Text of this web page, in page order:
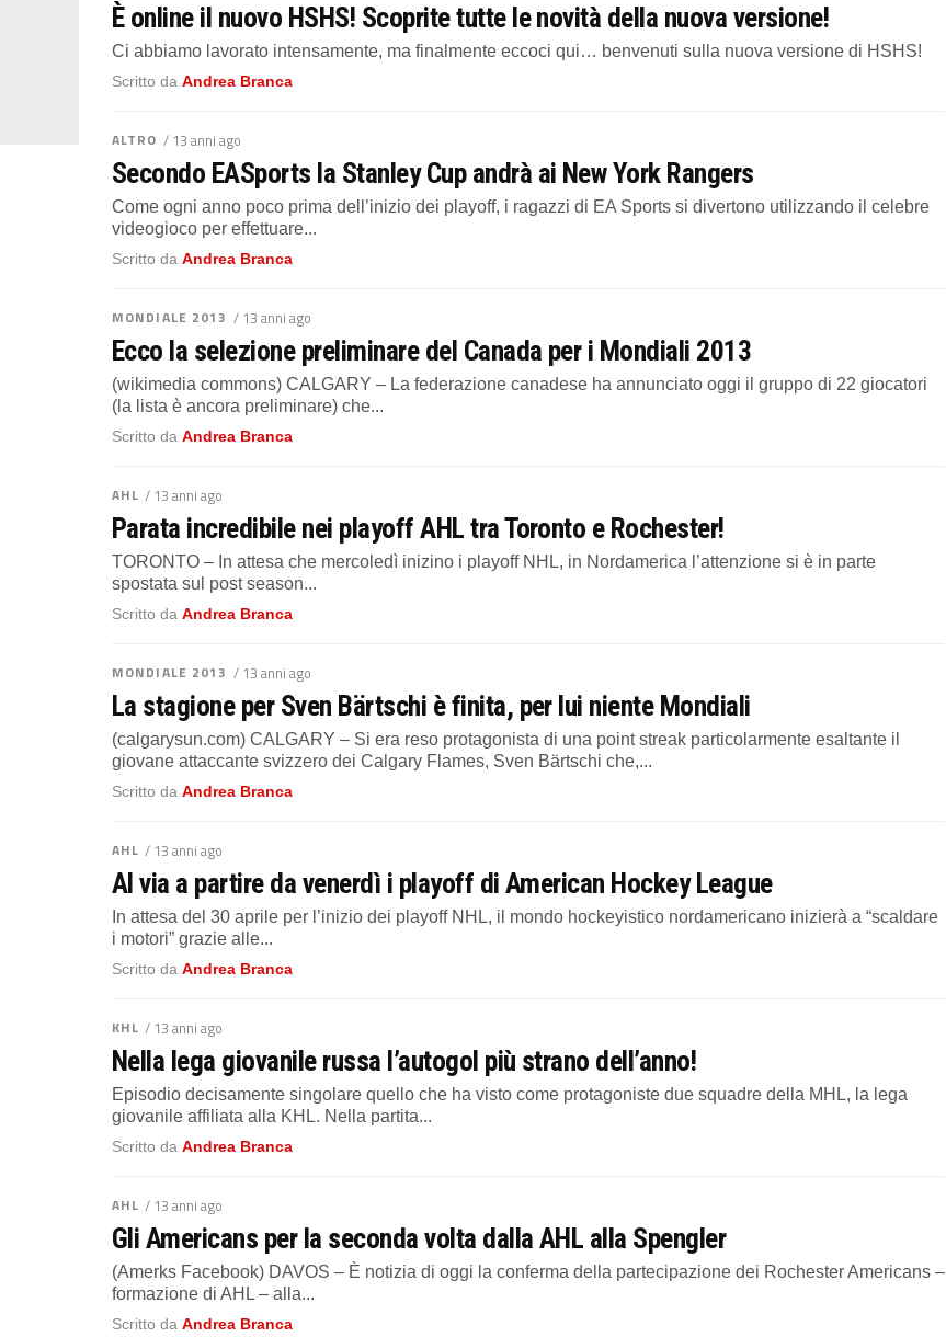
È online il nuovo HSHS! Scoprite tutte le novità della nuova versione!
Ci abbiamo lavorato intensamente, ma finalmente eccoci qui… benvenuti sulla nuova versione di HSHS!
Scritto da Andrea Branca
ALTRO / 13 anni ago
Secondo EASports la Stanley Cup andrà ai New York Rangers
Come ogni anno poco prima dell’inizio dei playoff, i ragazzi di EA Sports si divertono utilizzando il celebre
videogioco per effettuare...
Scritto da Andrea Branca
MONDIALE 2013 / 13 anni ago
Ecco la selezione preliminare del Canada per i Mondiali 2013
(wikimedia commons) CALGARY – La federazione canadese ha annunciato oggi il gruppo di 22 giocatori
(la lista è ancora preliminare) che...
Scritto da Andrea Branca
AHL / 13 anni ago
Parata incredibile nei playoff AHL tra Toronto e Rochester!
TORONTO – In attesa che mercoledì inizino i playoff NHL, in Nordamerica l’attenzione si è in parte
spostata sul post season...
Scritto da Andrea Branca
MONDIALE 2013 / 13 anni ago
La stagione per Sven Bärtschi è finita, per lui niente Mondiali
(calgarysun.com) CALGARY – Si era reso protagonista di una point streak particolarmente esaltante il
giovane attaccante svizzero dei Calgary Flames, Sven Bärtschi che,...
Scritto da Andrea Branca
AHL / 13 anni ago
Al via a partire da venerdì i playoff di American Hockey League
In attesa del 30 aprile per l’inizio dei playoff NHL, il mondo hockeyistico nordamericano inizierà a “scaldare
i motori” grazie alle...
Scritto da Andrea Branca
KHL / 13 anni ago
Nella lega giovanile russa l’autogol più strano dell’anno!
Episodio decisamente singolare quello che ha visto come protagoniste due squadre della MHL, la lega
giovanile affiliata alla KHL. Nella partita...
Scritto da Andrea Branca
AHL / 13 anni ago
Gli Americans per la seconda volta dalla AHL alla Spengler
(Amerks Facebook) DAVOS – È notizia di oggi la conferma della partecipazione dei Rochester Americans –
formazione di AHL – alla...
Scritto da Andrea Branca